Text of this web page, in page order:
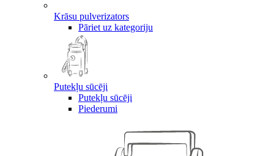
Krāsu pulverizators
Pāriet uz kategoriju
Putekļu sūcēji
Putekļu sūcēji
Piederumi